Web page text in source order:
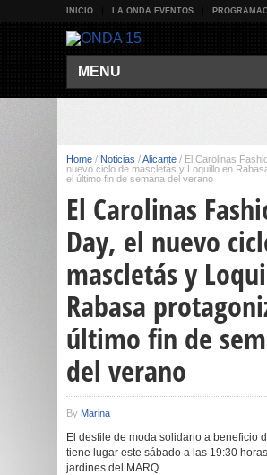
INICIO LA ONDA EVENTOS
MENU
Home / Noticias /Alicante / El Carolinas
nuevo ciclo de mascletás y Loquillo en
el último fin de semana del verano
El Carolinas
Day, el nuevo
mascletás y
Rabasa
último fin de
del verano
By Marina
El desfile de moda solidario a beneficio
tiene lugar este sábado a las 19:30
jardines del MARQ